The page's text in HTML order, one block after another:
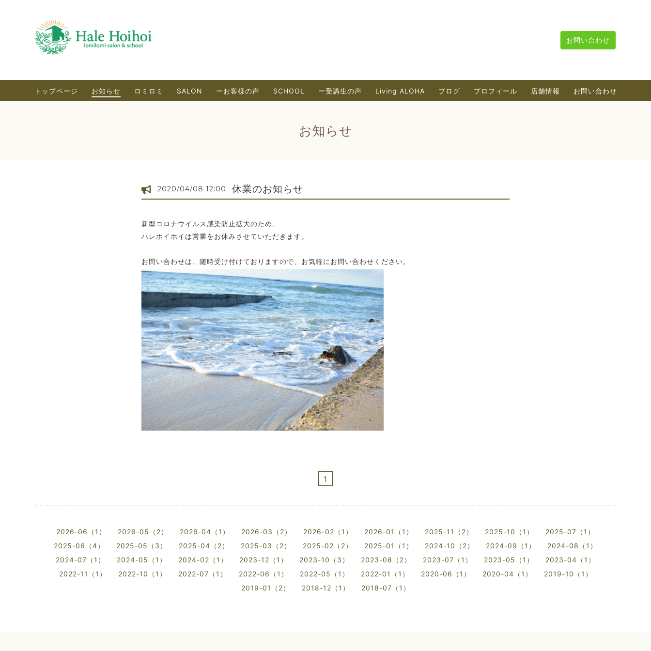
お問い合わせ
トップページ お知らせ ロミロミ SALON ーお客様の声 SCHOOL ー受講生の声 Living ALOHA ブログ プロフィール 店舗情報 お問い合わせ
お知らせ
2020/04/08 12:00 休業のお知らせ
新型コロナウイルス感染防止拡大のため、
ハレホイホイは営業をお休みさせていただきます。
お問い合わせは、随時受け付けておりますので、お気軽にお問い合わせください。
1
2026-06（1） 2026-05（2） 2026-04（1） 2026-03（2） 2026-02（1） 2026-01（1） 2025-11（2） 2025-10（1）
2025-07（1）
2025-06（4）
2025-05（3） 2025-04（2） 2025-03（2） 2025-02（2） 2025-01（1） 2024-10（2） 2024-09（1）
2024-08（1）
2024-07（1）
2024-05（1） 2024-02（1） 2023-12（1） 2023-10（3） 2023-08（2） 2023-07（1） 2023-05（1）
2023-04（1）
2022-11（1）
2022-10（1） 2022-07（1） 2022-06（1） 2022-05（1） 2022-01（1） 2020-06（1） 2020-04（1）
2019-10（1）
2019-01（2）
2018-12（1） 2018-07（1）